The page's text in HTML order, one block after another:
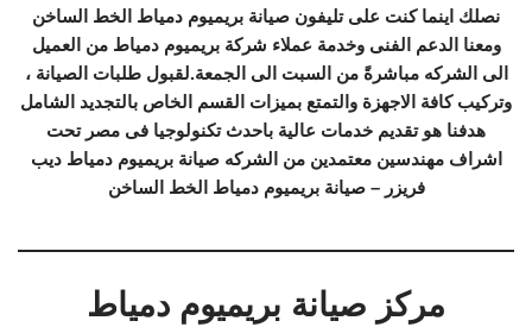
نصلك اينما كنت على تليفون صيانة بريميوم دمياط الخط الساخن
ومعنا الدعم الفنى وخدمة عملاء شركة بريميوم دمياط من العميل
الى الشركه مباشرةً من السبت الى الجمعة.لقبول طلبات الصيانة ،
وتركيب كافة الاجهزة والتمتع بميزات القسم الخاص بالتجديد الشامل
هدفنا هو تقديم خدمات عالية باحدث تكنولوجيا فى مصر تحت
اشراف مهندسين معتمدين من الشركه صيانة بريميوم دمياط ديب
فريزر – صيانة بريميوم دمياط الخط الساخن
مركز صيانة بريميوم دمياط